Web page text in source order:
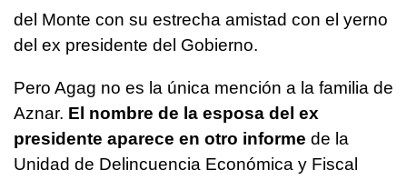
del Monte con su estrecha amistad con el yerno
del ex presidente del Gobierno.
Pero Agag no es la única mención a la familia de
Aznar. El nombre de la esposa del ex
presidente aparece en otro informe de la
Unidad de Delincuencia Económica y Fiscal